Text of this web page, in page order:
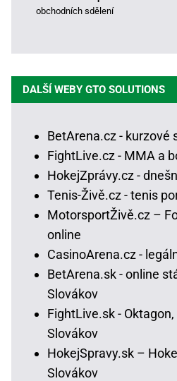
obchodních sdělení
DALŠÍ WEBY GTO SOLUTIONS
BetArena.cz - kurzové
FightLive.cz - MMA a
HokejZprávy.cz -
Tenis-Živě.cz - tenis
MotorsportŽivě.cz –
online
CasinoArena.cz -
BetArena.sk - online
Slovákov
FightLive.sk -
Slovákov
HokejSpravy.sk –
Slovákov